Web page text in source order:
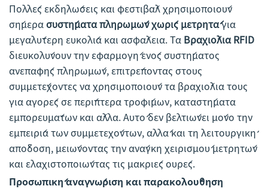
Πολλές εκδηλώσεις και φεστιβάλ χρησιμοποιούν
σήμερασυστήματα πληρωμών χωρίς μετρητάγια
μεγαλύτερη ευκολία και ασφάλεια. Τα Βραχιόλια RFID
διευκολύνουν την εφαρμογή ενός συστήματος
ανεπαφής πληρωμών, επιτρέποντας στους
συμμετέχοντες να χρησιμοποιούν τα βραχιόλια τους
για αγορές σε περίπτερα τροφίμων, καταστήματα
εμπορευμάτων και άλλα. Αυτό δεν βελτιώνει μόνο την
εμπειρία των συμμετεχόντων, αλλά και τη λειτουργική
απόδοση, μειώνοντας την ανάγκη χειρισμού μετρητών
και ελαχιστοποιώντας τις μακριές ουρές.
Προσωπική αναγνώριση και παρακολούθηση